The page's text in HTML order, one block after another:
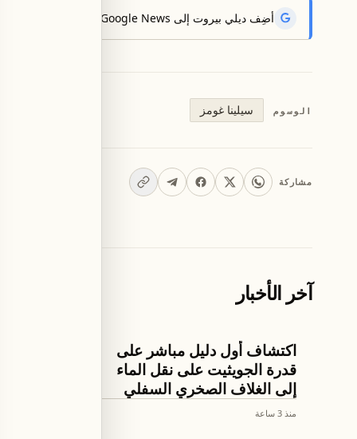
أضِف ديلي بيروت إلى Google News لتتلقّى أحدث الأخبار أوّلاً.
الوسوم سيلينا غومز
مشاركة
آخر الأخبار
تكنولوجيا وعلوم
اكتشاف أول دليل مباشر على
قدرة الجويثيت على نقل الماء
إلى الغلاف الصخري السفلي
منذ 3 ساعة